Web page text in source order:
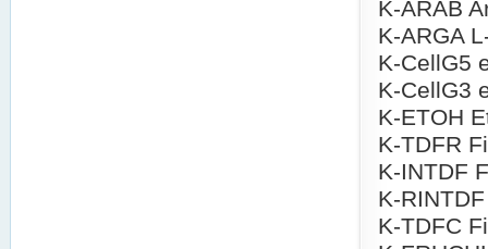
K-ARAB
K-ARGA
K-CellG5
K-CellG3
K-ETOH
K-TDFR
K-INTDF
K-
K-TDFC